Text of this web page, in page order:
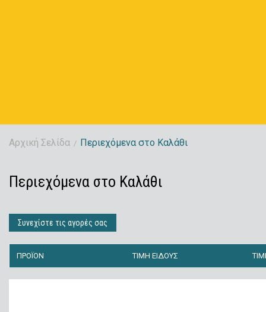
Αρχική Σελίδα / Περιεχόμενα στο Καλάθι
Περιεχόμενα στο Καλάθι
Συνεχίστε τις αγορές σας
ΠΡΟΪΌΝ ΤΙΜΉ ΕΊΔΟΥΣ